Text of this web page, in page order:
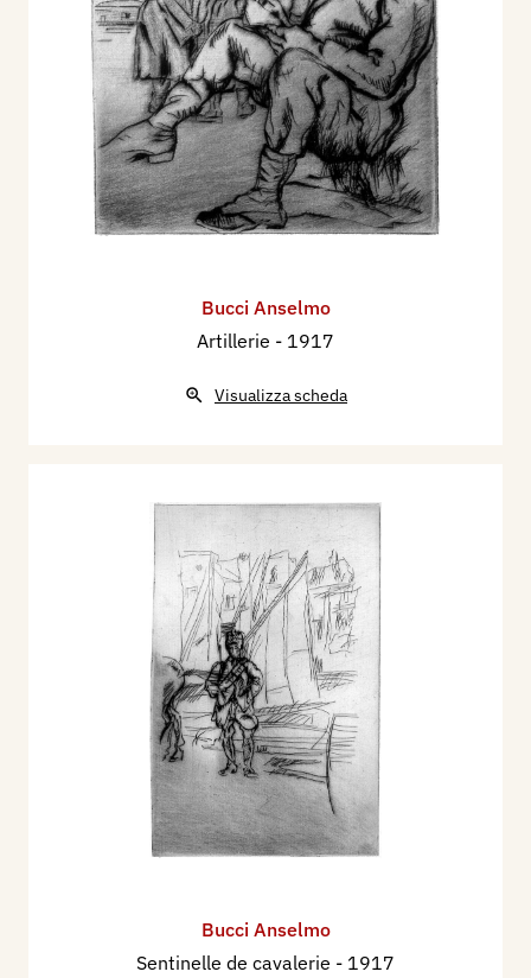
Bucci Anselmo
Artillerie - 1917
Visualizza scheda
Bucci Anselmo
Sentinelle de cavalerie - 1917